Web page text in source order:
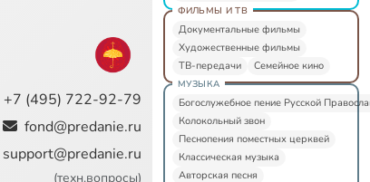
+7 (495) 722-92-79
fond@predanie.ru
support@predanie.ru
(техн.вопросы)
ФИЛЬМЫ И ТВ
Документальные фильмы
Художественные фильмы
ТВ-передачи
Семейное кино
МУЗЫКА
Богослужебное пение Русской
Колокольный звон
Песнопения поместных церквей
Классическая музыка
Авторская песня